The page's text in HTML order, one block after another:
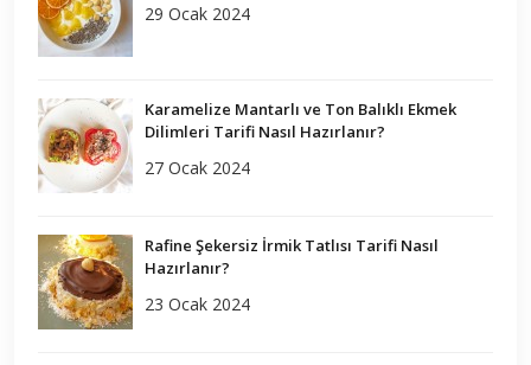
29 Ocak 2024
Karamelize Mantarlı ve Ton Balıklı Ekmek
Dilimleri Tarifi Nasıl Hazırlanır?
27 Ocak 2024
Rafine Şekersiz İrmik Tatlısı Tarifi Nasıl
Hazırlanır?
23 Ocak 2024